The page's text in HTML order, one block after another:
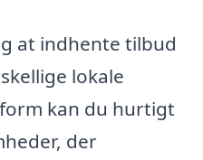
at indhente tilbud
lokale
kan du hurtigt
der